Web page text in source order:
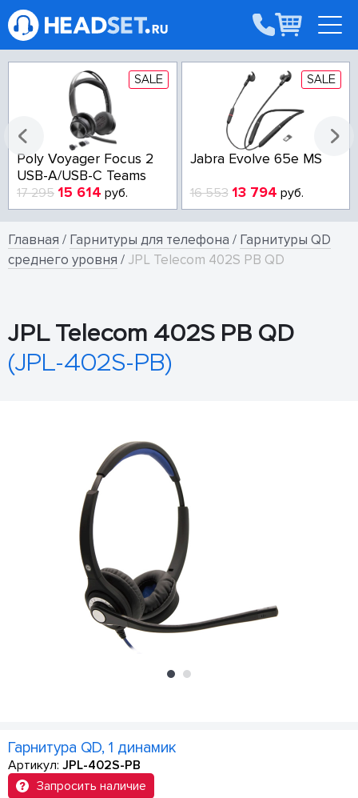
SALE
Poly Voyager Focus 2
USB-A/USB-C Teams
17 295 15 614 руб.
SALE
Jabra Evolve 65e MS
16 553 13 794 руб.
Главная / Гарнитуры для телефона / Гарнитуры QD
среднего уровня / JPL Telecom 402S PB QD
JPL Telecom 402S PB QD
(JPL-402S-PB)
Гарнитура QD, 1 динамик
Артикул: JPL-402S-PB
Запросить наличие